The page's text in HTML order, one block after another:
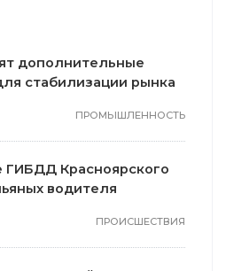
дополнительные
стабилизации рынка
ПРОМЫШЛЕННОСТЬ
ГИБДД Красноярского
водителя
ПРОИСШЕСТВИЯ